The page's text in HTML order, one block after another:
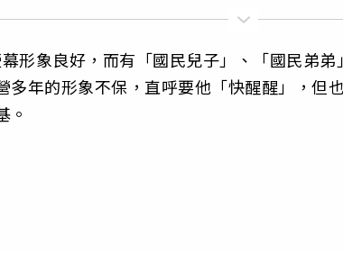
形象良好，而有「國民兒子」、「國民弟
多年的形象不保，直呼要他「快醒醒」，但
。